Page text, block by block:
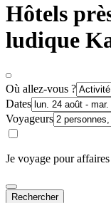
Hôtels
ludique
Où allez-vous ?
Dates
Voyageurs
Je voyage pour affaires
Rechercher